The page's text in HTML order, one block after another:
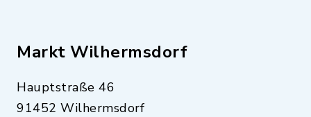
Markt Wilhermsdorf
Hauptstraße 46
91452 Wilhermsdorf